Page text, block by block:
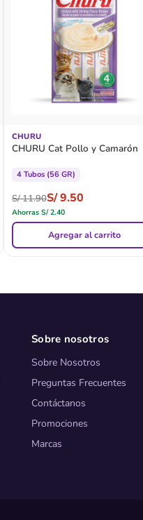
CHURU
CHURU Cat Pollo y Camarón
4 Tubos (56 GR)
S/11.90S/9.50
Ahorras S/2.40
Agregar al carrito
Sobre nosotros
Sobre Nosotros
Preguntas Frecuentes
Contáctanos
Promociones
Marcas